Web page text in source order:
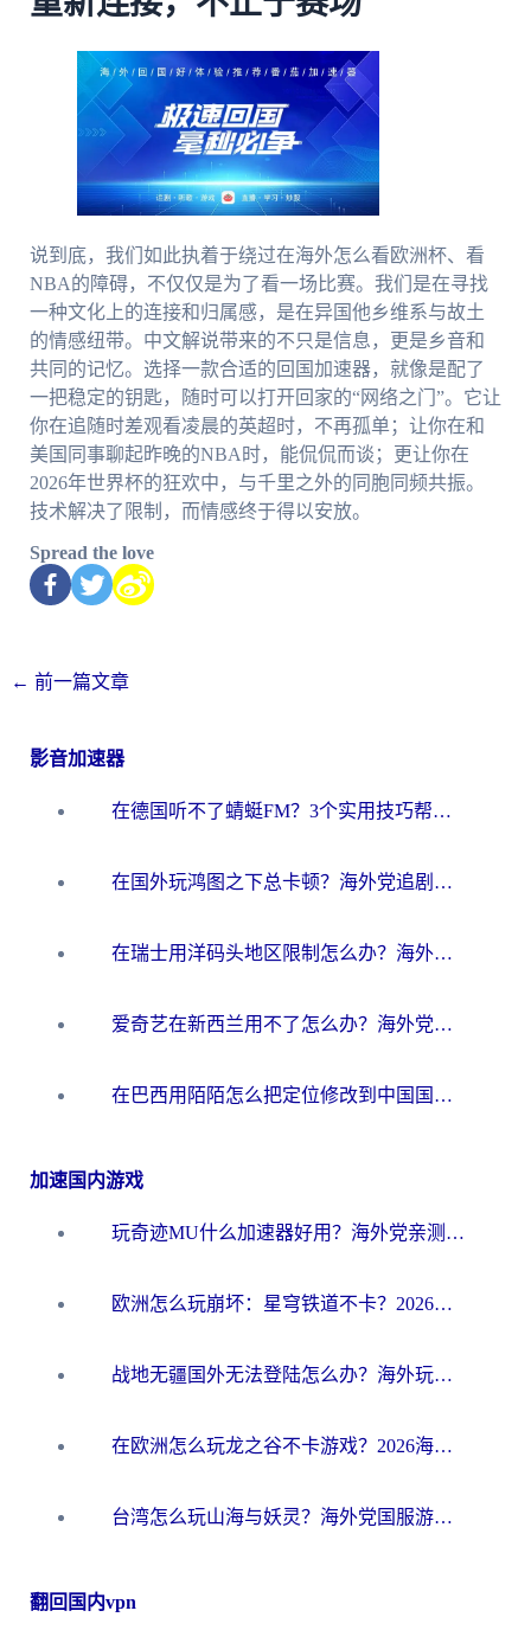
说到底，我们如此执着于绕过在海外怎么看欧洲杯、看
NBA的障碍，不仅仅是为了看一场比赛。我们是在寻找
一种文化上的连接和归属感，是在异国他乡维系与故土
的情感纽带。中文解说带来的不只是信息，更是乡音和
共同的记忆。选择一款合适的回国加速器，就像是配了
一把稳定的钥匙，随时可以打开回家的“网络之门”。它让
你在追随时差观看凌晨的英超时，不再孤单；让你在和
美国同事聊起昨晚的NBA时，能侃侃而谈；更让你在
2026年世界杯的狂欢中，与千里之外的同胞同频共振。
技术解决了限制，而情感终于得以安放。
Spread the love
← 前一篇文章
影音加速器
在德国听不了蜻蜓FM？3个实用技巧帮你解锁国内影音自由
在国外玩鸿图之下总卡顿？海外党追剧听歌的3个实用解决方案
在瑞士用洋码头地区限制怎么办？海外华人必看的回国加速全攻略
爱奇艺在新西兰用不了怎么办？海外党亲测有效的回国加速方案
在巴西用陌陌怎么把定位修改到中国国内？海外党必看的回国加速全攻略
加速国内游戏
玩奇迹MU什么加速器好用？海外党亲测：这款加速器让你告别延迟卡顿！
欧洲怎么玩崩坏：星穹铁道不卡？2026海外玩家国服游戏加速器终极攻略
战地无疆国外无法登陆怎么办？海外玩家国服畅玩终极指南（附欧服魔兽EVE加速方案）
在欧洲怎么玩龙之谷不卡游戏？2026海外党国服游戏加速全攻略
台湾怎么玩山海与妖灵？海外党国服游戏加速全攻略，告别延迟卡顿
翻回国内vpn